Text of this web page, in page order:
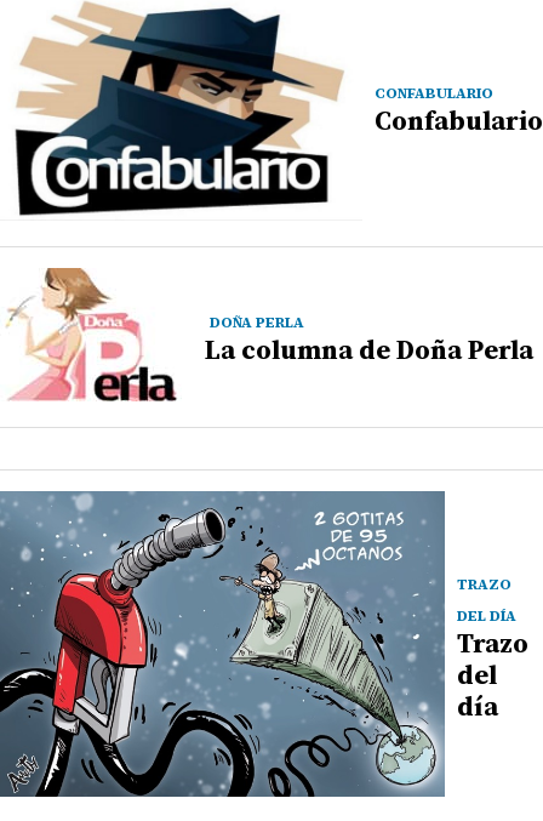
CONFABULARIO
Confabulario
DOÑA PERLA
La columna de Doña Perla
TRAZO
DEL DÍA
Trazo
del
día